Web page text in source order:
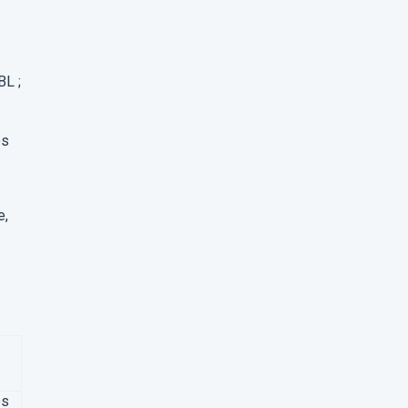
;